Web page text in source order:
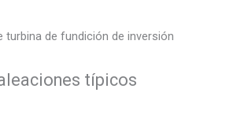
turbina de fundición de inversión
típicos